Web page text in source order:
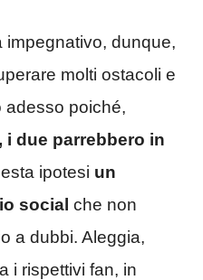
impegnativo, dunque,
molti ostacoli e
adesso poiché,
due parrebbero in
ipotesi un
social che non
a dubbi. Aleggia,
i rispettivi fan, in